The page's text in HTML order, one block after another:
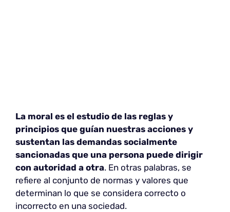
La moral es el estudio de las reglas y
principios que guían nuestras acciones y
sustentan las demandas socialmente
sancionadas que una persona puede dirigir
con autoridad a otra. En otras palabras, se
refiere al conjunto de normas y valores que
determinan lo que se considera correcto o
incorrecto en una sociedad.